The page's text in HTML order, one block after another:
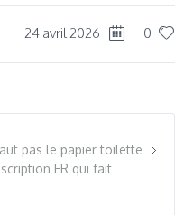
24 avril 2026 0
pas le papier toilette
FR qui fait